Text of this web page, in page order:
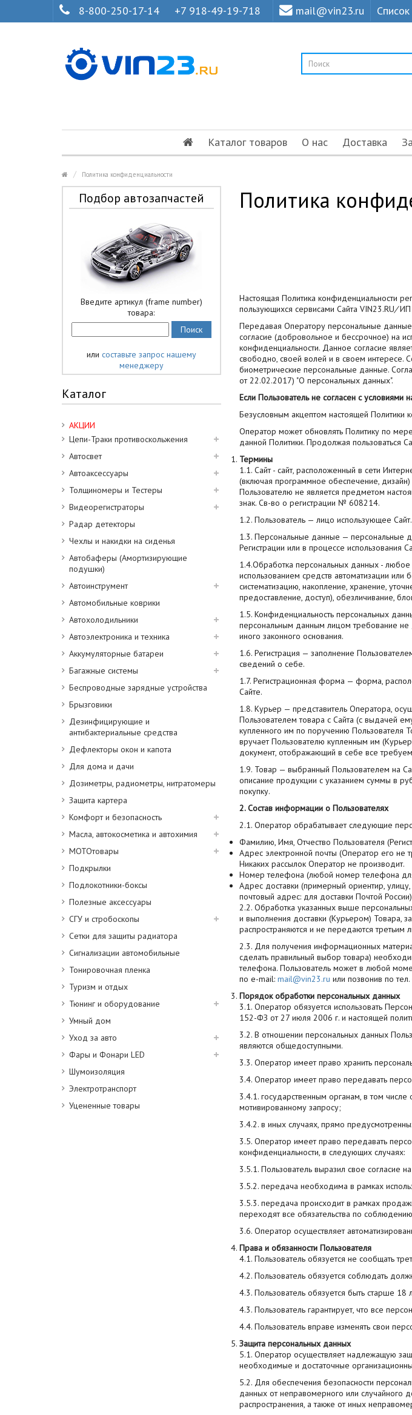
8-800-250-17-14 +7 918-49-19-718 mail@vin23.ru
Каталог товаров О нас Доставка
Политика конфиденциальности
Подбор автозапчастей
Введите артикул (frame number)
товара:
или составьте запрос нашему
менеджеру
Каталог
АКЦИИ
Цепи-Траки противоскольжения
Автосвет
Автоаксессуары
Толщиномеры и Тестеры
Видеорегистраторы
Радар детекторы
Чехлы и накидки на сиденья
Автобаферы (Амортизирующие
подушки)
Автоинструмент
Автомобильные коврики
Автохолодильники
Автоэлектроника и техника
Аккумуляторные батареи
Багажные системы
Беспроводные зарядные устройства
Брызговики
Дезинфицирующие и
антибактериальные средства
Дефлекторы окон и капота
Для дома и дачи
Дозиметры, радиометры, нитратомеры
Защита картера
Комфорт и безопасность
Масла, автокосметика и автохимия
МОТОтовары
Подкрылки
Подлокотники-боксы
Полезные аксессуары
СГУ и стробоскопы
Сетки для защиты радиатора
Сигнализации автомобильные
Тонировочная пленка
Туризм и отдых
Тюнинг и оборудование
Умный дом
Уход за авто
Фары и Фонари LED
Шумоизоляция
Электротранспорт
Уцененные товары
Политика
Настоящая Политика конфиденциальности
пользующихся сервисами Сайта VIN23.RU/ИП
Передавая Оператору персональные данные
согласие (добровольное и бессрочное) на
конфиденциальности. Данное согласие
свободно, своей волей и в своем интересе.
биометрические персональные данные.
от 22.02.2017) "О персональных данных".
Если Пользователь не согласен с условиями
Безусловным акцептом настоящей Политики
Оператор может обновлять Политику по
данной Политики. Продолжая пользоваться
Термины
1.1. Сайт - сайт, расположенный в сети
(включая программное обеспечение,
Пользователю не является предметом
знак. Св-во о регистрации № 608214.
1.2. Пользователь — лицо использующее Сайт.
1.3. Персональные данные — персональные
Регистрации или в процессе использования
1.4.Обработка персональных данных -
использованием средств автоматизации или
систематизацию, накопление, хранение,
предоставление, доступ), обезличивание,
1.5. Конфиденциальность персональных
персональным данным лицом требование не
иного законного основания.
1.6. Регистрация — заполнение
сведений о себе.
1.7. Регистрационная форма — форма,
Сайте.
1.8. Курьер — представитель Оператора,
Пользователем товара с Сайта (с выдачей
купленного им по поручению Пользователя
вручает Пользователю купленным им
документ, отображающий в себе все
1.9. Товар — выбранный Пользователем на
описание продукции с указанием суммы в
покупку.
2. Состав информации о Пользователях
2.1. Оператор обрабатывает следующие
Фамилию, Имя, Отчество Пользователя
Адрес электронной почты (Оператор его не
Никаких рассылок Оператор не производит.
Номер телефона (любой номер телефона
Адрес доставки (примерный ориентир,
почтовый адрес: для доставки Почтой
2.2. Обработка указанных выше
и выполнения доставки (Курьером) Товара,
распространяются и не передаются третьим
2.3. Для получения информационных
сделать правильный выбор товара)
телефона. Пользователь может в любой
по e-mail: mail@vin23.ru или позвонив по
Порядок обработки персональных данных
3.1. Оператор обязуется использовать
152-ФЗ от 27 июля 2006 г. и настоящей
3.2. В отношении персональных данных
являются общедоступными.
3.3. Оператор имеет право хранить
3.4. Оператор имеет право передавать
3.4.1. государственным органам, в том
мотивированному запросу;
3.4.2. в иных случаях, прямо
3.5. Оператор имеет право передавать
конфиденциальности, в следующих случаях:
3.5.1. Пользователь выразил свое согласие
3.5.2. передача необходима в рамках
3.5.3. передача происходит в рамках
переходят все обязательства по
3.6. Оператор осуществляет
Права и обязанности Пользователя
4.1. Пользователь обязуется не сообщать
4.2. Пользователь обязуется соблюдать
4.3. Пользователь обязуется быть старше 18
4.3. Пользователь гарантирует, что все
4.4. Пользователь вправе изменять свои
Защита персональных данных
5.1. Оператор осуществляет надлежащую
необходимые и достаточные
5.2. Для обеспечения безопасности
данных от неправомерного или случайного
распространения, а также от иных